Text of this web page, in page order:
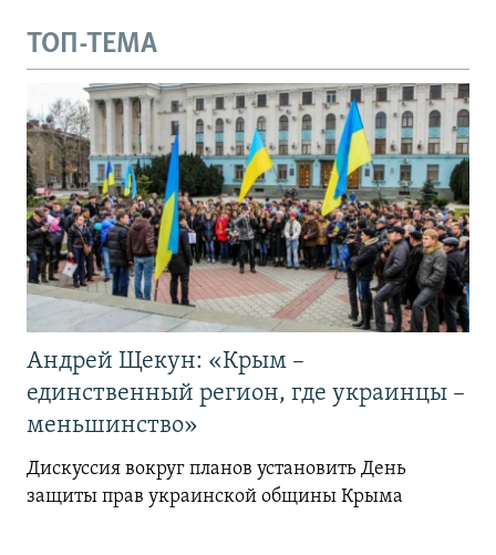
ТОП-ТЕМА
Андрей Щекун: «Крым –
единственный регион, где украинцы –
меньшинство»
Дискуссия вокруг планов установить День
защиты прав украинской общины Крыма